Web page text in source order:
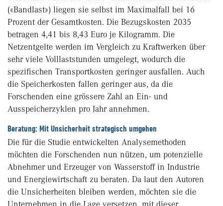
(«Bandlast») liegen sie selbst im Maximalfall bei 16
Prozent der Gesamtkosten. Die Bezugskosten 2035
betragen 4,41 bis 8,43 Euro je Kilogramm. Die
Netzentgelte werden im Vergleich zu Kraftwerken über
sehr viele Volllaststunden umgelegt, wodurch die
spezifischen Transportkosten geringer ausfallen. Auch
die Speicherkosten fallen geringer aus, da die
Forschenden eine grössere Zahl an Ein- und
Ausspeicherzyklen pro Jahr annehmen.
Beratung: Mit Unsicherheit strategisch umgehen
Die für die Studie entwickelten Analysemethoden
möchten die Forschenden nun nützen, um potenzielle
Abnehmer und Erzeuger von Wasserstoff in Industrie
und Energiewirtschaft zu beraten. Da laut den Autoren
die Unsicherheiten bleiben werden, möchten sie die